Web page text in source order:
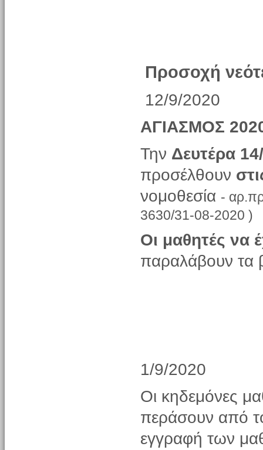
Προσοχή
12/9/2020
ΑΓΙΑΣΜΟΣ
Την Δευτέρα
προσέλθουν
νομοθεσία - αρ.
3630/31-08-2020 )
Οι μαθητές να
παραλάβουν τα
1/9/2020
Οι κηδεμόνες
περάσουν από
εγγραφή των